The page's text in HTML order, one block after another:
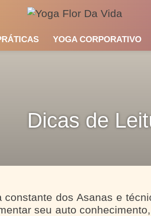
YOGA CORPORATIVO
Dicas de
dos Asanas e
seu auto